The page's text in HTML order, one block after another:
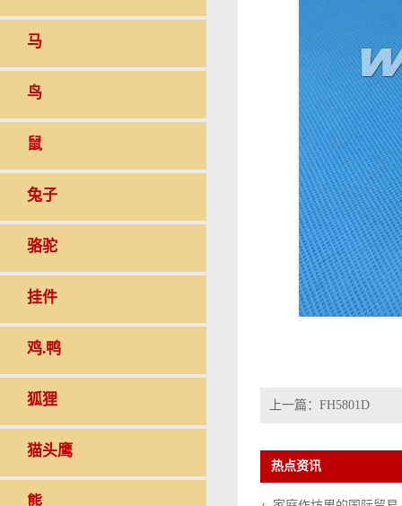
马
鸟
鼠
兔子
骆驼
挂件
鸡.鸭
狐狸
猫头鹰
熊
上一篇： FH5801D
热点资讯